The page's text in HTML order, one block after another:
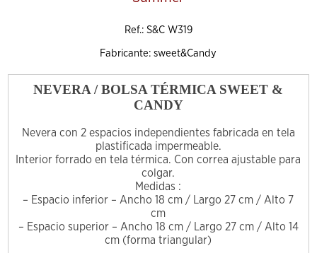
Ref.: S&C W319
Fabricante: sweet&Candy
NEVERA / BOLSA TÉRMICA SWEET &
CANDY
Nevera con 2 espacios independientes fabricada en tela
plastificada impermeable.
Interior forrado en tela térmica. Con correa ajustable para
colgar.
Medidas :
– Espacio inferior – Ancho 18 cm / Largo 27 cm / Alto 7
cm
– Espacio superior – Ancho 18 cm / Largo 27 cm / Alto 14
cm (forma triangular)